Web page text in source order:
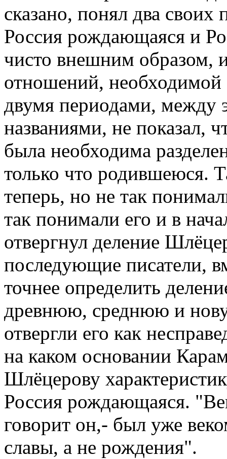
сказано, понял два своих
Россия рождающаяся и
чисто внешним образом,
отношений,
двумя периодами, между
названиями, не показал,
была необходима
только что родившеюся.
теперь, но не так
так понимали его и в
отвергнул деление
последующие писатели,
точнее определить
древнюю, среднюю и
отвергли его как
на каком основании
Шлёцерову
Россия рождающаяся.
говорит он,- был уже
славы, а не рождения".